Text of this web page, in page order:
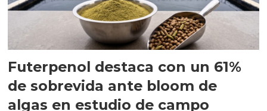
Futerpenol destaca con un 61%
de sobrevida ante bloom de
algas en estudio de campo